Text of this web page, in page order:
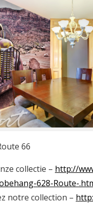
66
collectie – http://
628-Route-
notre collection –